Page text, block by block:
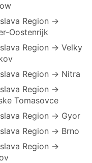
Region →
Oostenrijk
Region → Velky
Region → Nitra
Region →
Tomasovce
Region → Gyor
Region → Brno
Region →